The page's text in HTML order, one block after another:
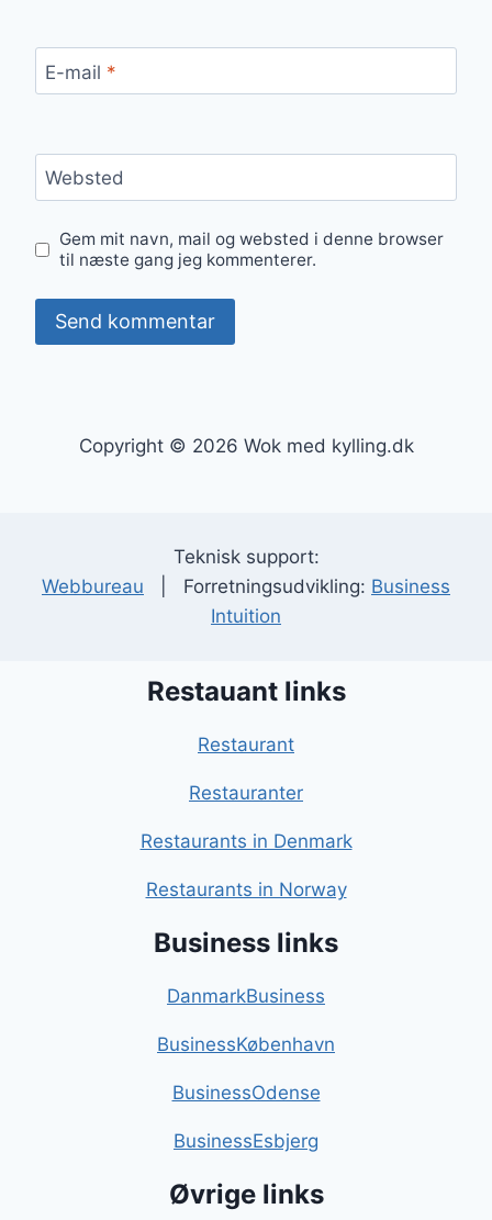
E-mail *
Websted
Gem mit navn, mail og websted i denne browser
til næste gang jeg kommenterer.
Copyright © 2026 Wok med kylling.dk
Teknisk support:
Webbureau | Forretningsudvikling: Business
Intuition
Restauant links
Restaurant
Restauranter
Restaurants in Denmark
Restaurants in Norway
Business links
DanmarkBusiness
BusinessKøbenhavn
BusinessOdense
BusinessEsbjerg
Øvrige links